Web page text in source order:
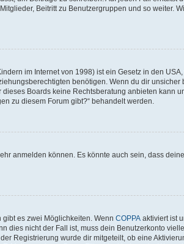
Beitritt zu Benutzergruppen und so weiter.
im Internet von 1998) ist ein Gesetz in den
benötigen. Wenn du dir unsicher
Boards keine Rechtsberatung anbieten kann
zu diesem Forum gibt?“ behandelt werden.
anmelden können. Es könnte auch sein, dass
es zwei Möglichkeiten. Wenn COPPA aktiviert ist
nicht der Fall ist, muss dein Benutzerkonto
Registrierung wurde dir mitgeteilt, ob eine